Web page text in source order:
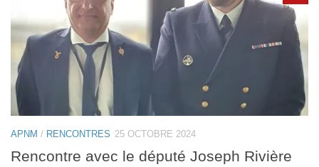
APNM / RENCONTRES 25 OCTOBRE 2024
Rencontre avec le député Joseph Rivière